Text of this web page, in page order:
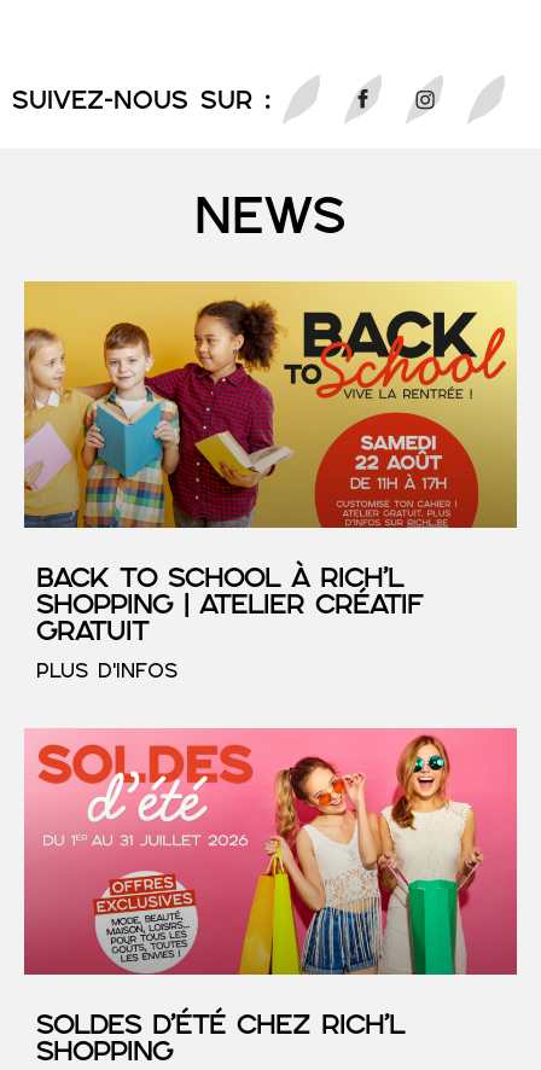
SUIVEZ-NOUS sur :
NEWS
Back to School à RICH’L
Shopping | Atelier créatif
gratuit
PLUS D'INFOS
SOLDES D’ÉTÉ chez RICH’L
Shopping